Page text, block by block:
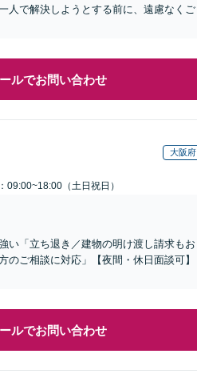
人で解決しようとする前に、遠慮なくご
ルでお問い合わせ
大阪府
09:00~18:00（土日祝日）
い「立ち退き／建物の明け渡し請求もお
ご相談に対応」【夜間・休日面談可】
ルでお問い合わせ